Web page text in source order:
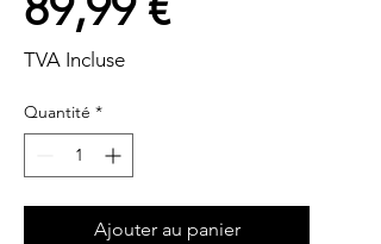
TVA Incluse
Quantité *
Ajouter au panier